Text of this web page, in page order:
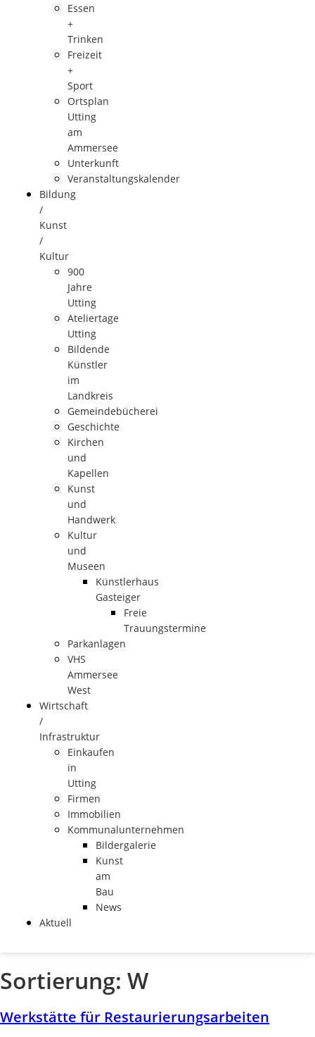
Essen
+
Trinken
Freizeit
+
Sport
Ortsplan
Utting
am
Ammersee
Unterkunft
Veranstaltungskalender
Bildung
/
Kunst
/
Kultur
900
Jahre
Utting
Ateliertage
Utting
Bildende
Künstler
im
Landkreis
Gemeindebücherei
Geschichte
Kirchen
und
Kapellen
Kunst
und
Handwerk
Kultur
und
Museen
Künstlerhaus
Gasteiger
Freie
Trauungstermine
Parkanlagen
VHS
Ammersee
West
Wirtschaft
/
Infrastruktur
Einkaufen
in
Utting
Firmen
Immobilien
Kommunalunternehmen
Bildergalerie
Kunst
am
Bau
News
Aktuell
Sortierung: W
Werkstätte für Restaurierungsarbeiten